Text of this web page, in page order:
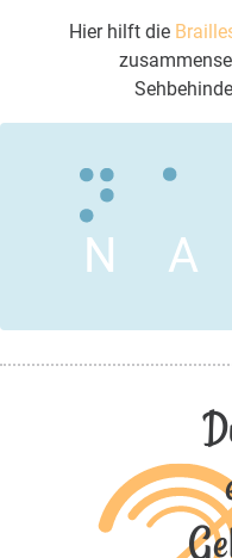
Hier hilft die
N A